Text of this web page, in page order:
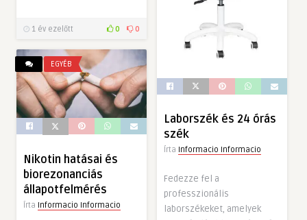
1 év ezelőtt 0 0
Laborszék és 24 órás
szék
Írta Informacio Informacio
Fedezze fel a
professzionális
laborszékeket, amelyek
EGYÉB
Nikotin hatásai és
biorezonanciás
állapotfelmérés
Írta Informacio Informacio